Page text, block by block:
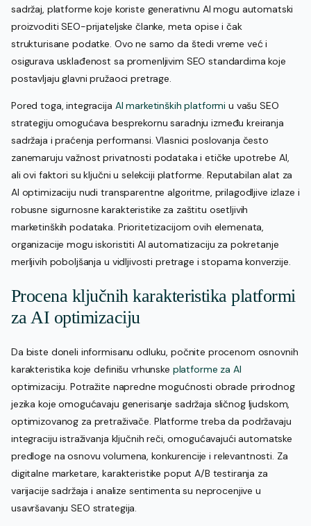
sadržaj, platforme koje koriste generativnu AI mogu automatski
proizvoditi SEO-prijateljske članke, meta opise i čak
strukturisane podatke. Ovo ne samo da štedi vreme već i
osigurava usklađenost sa promenljivim SEO standardima koje
postavljaju glavni pružaoci pretrage.
Pored toga, integracija AI marketinških platformi u vašu SEO
strategiju omogućava besprekornu saradnju između kreiranja
sadržaja i praćenja performansi. Vlasnici poslovanja često
zanemaruju važnost privatnosti podataka i etičke upotrebe AI,
ali ovi faktori su ključni u selekciji platforme. Reputabilan alat za
AI optimizaciju nudi transparentne algoritme, prilagodljive izlaze i
robusne sigurnosne karakteristike za zaštitu osetljivih
marketinških podataka. Prioritetizacijom ovih elemenata,
organizacije mogu iskoristiti AI automatizaciju za pokretanje
merljivih poboljšanja u vidljivosti pretrage i stopama konverzije.
Procena ključnih karakteristika platformi
za AI optimizaciju
Da biste doneli informisanu odluku, počnite procenom osnovnih
karakteristika koje definišu vrhunske platforme za AI
optimizaciju. Potražite napredne mogućnosti obrade prirodnog
jezika koje omogućavaju generisanje sadržaja sličnog ljudskom,
optimizovanog za pretraživače. Platforme treba da podržavaju
integraciju istraživanja ključnih reči, omogućavajući automatske
predloge na osnovu volumena, konkurencije i relevantnosti. Za
digitalne marketare, karakteristike poput A/B testiranja za
varijacije sadržaja i analize sentimenta su neprocenjive u
usavršavanju SEO strategija.